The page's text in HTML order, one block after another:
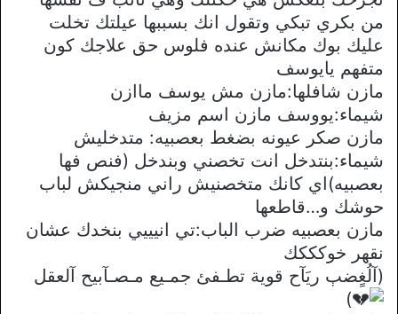
من بكري تبكي وتقول انك بسببها عيلتك تخلت
عليك بوك مكانش عنده فلوس حق علاجك كون
متفهم يايوسف
مازن شافلها:مازن مش يوسف ماازن
شيماء:يووسف مازن اسم مزيف
مازن صكر عيونه بضغط بعصبيه: متدخليش
شيماء:بنتدخل انت تخصني وبندخل (فنص فها
بعصبيه)اي كانك متخصنيش راني منجيكش لباب
حوشك و…قاطعها
مازن بعصبيه ضرب الباب:تي انيييي بنخدك عشان
نقهر خوكككك
(آلُغٍضٻ ريَآح قوية تطـفئ جمـيع مـصـآبيح آلعقل
)